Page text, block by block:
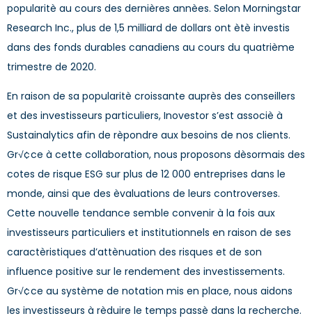
popularitè au cours des dernières annèes. Selon Morningstar
Research Inc., plus de 1,5 milliard de dollars ont ètè investis
dans des fonds durables canadiens au cours du quatrième
trimestre de 2020.
En raison de sa popularitè croissante auprès des conseillers
et des investisseurs particuliers, Inovestor s’est associè à
Sustainalytics afin de rèpondre aux besoins de nos clients.
Gr√¢ce à cette collaboration, nous proposons dèsormais des
cotes de risque ESG sur plus de 12 000 entreprises dans le
monde, ainsi que des èvaluations de leurs controverses.
Cette nouvelle tendance semble convenir à la fois aux
investisseurs particuliers et institutionnels en raison de ses
caractèristiques d’attènuation des risques et de son
influence positive sur le rendement des investissements.
Gr√¢ce au système de notation mis en place, nous aidons
les investisseurs à rèduire le temps passè dans la recherche.